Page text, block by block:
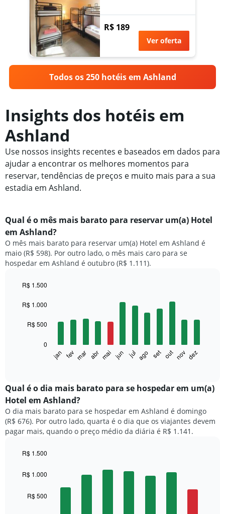
R$ 189
Ver oferta
Todos os 250 hotéis em Ashland
Insights dos hotéis em
Ashland
Use nossos insights recentes e baseados em dados para
ajudar a encontrar os melhores momentos para
reservar, tendências de preços e muito mais para a sua
estadia em Ashland.
Qual é o mês mais barato para reservar um(a) Hotel
em Ashland?
O mês mais barato para reservar um(a) Hotel em Ashland é
maio (R$ 598). Por outro lado, o mês mais caro para se
hospedar em Ashland é outubro (R$ 1.111).
chart
bars.
exibe
o
preço
médio
de
um
mês
gráfico
tem
graphic.
jan fev mar abr mai jun jul ago set out nov dez
0
R$ 500
R$ 1.000
R$ 1.500
Qual é o dia mais barato para se hospedar em um(a)
Hotel em Ashland?
O dia mais barato para se hospedar em Ashland é domingo
(R$ 676). Por outro lado, quarta é o dia que os viajantes devem
pagar mais, quando o preço médio da diária é R$ 1.141.
chart
with
bars.
graphic.
R$ 500
R$ 1.000
R$ 1.500